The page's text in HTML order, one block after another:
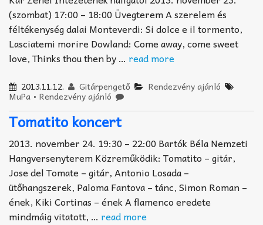
(szombat) 17:00 – 18:00 Üvegterem A szerelem és
féltékenység dalai Monteverdi: Si dolce e il tormento,
Lasciatemi morire Dowland: Come away, come sweet
love, Thinks thou then by … read more
2013.11.12. Gitárpengető Rendezvény ajánló
MuPa • Rendezvény ajánló
Tomatito koncert
2013. november 24. 19:30 – 22:00 Bartók Béla Nemzeti
Hangversenyterem Közreműködik: Tomatito – gitár,
Jose del Tomate – gitár, Antonio Losada –
ütőhangszerek, Paloma Fantova – tánc, Simon Roman –
ének, Kiki Cortinas – ének A flamenco eredete
mindmáig vitatott, … read more